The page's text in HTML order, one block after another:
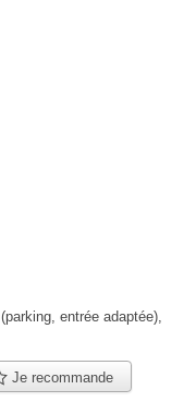
(parking, entrée adaptée),
Je recommande